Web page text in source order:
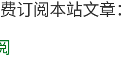
订阅本站文章